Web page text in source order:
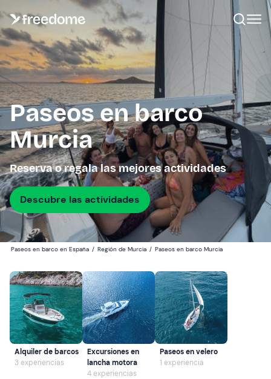
Paseos en barco
Murcia
Reserva o regala las mejores actividades
Descubre las actividades
Paseos en barco en España / Región de Murcia / Paseos en barco Murcia
Alquiler de barcos
3 experiencias
Excursiones en
lancha motora
4 experiencias
Paseos en velero
1 experiencia